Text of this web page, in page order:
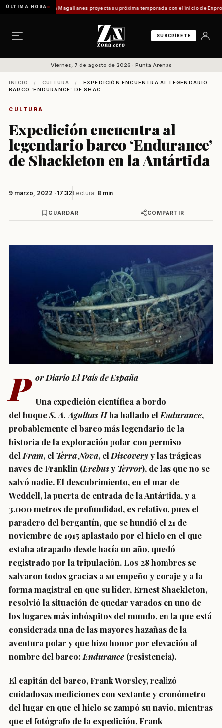
ÚLTIMA HORA
en Magallanes proyecta su próxima temporada con el inicio de Enprotur
SUSCRÍBETE
Viernes, 7 de agosto de 2026 · Punta Arenas
INICIO / CULTURA /
EXPEDICIÓN ENCUENTRA AL LEGENDARIO
BARCO ‘ENDURANCE’ DE SHAC...
CULTURA
Expedición encuentra al
legendario barco ‘Endurance’
de Shackleton en la Antártida
9 marzo, 2022 · 17:32 Lectura: 8 min
GUARDAR COMPARTIR
P or Diario El País de España
Una expedición científica a bordo
del buqueS. A. Agulhas IIha hallado el Endurance,
probablemente el barco más legendario de la
historia de la exploración polar con permiso
del Fram, el Terra Nova, el Discoveryy las trágicas
naves de Franklin (Erebusy Terror), de las que no se
salvó nadie. El descubrimiento, en el mar de
Weddell, la puerta de entrada de la Antártida, y a
3.000 metros de profundidad, es relativo, pues el
paradero del bergantín, que se hundió el 21 de
noviembre de 1915 aplastado por el hielo en el que
estaba atrapado desde hacía un año, quedó
registrado por la tripulación. Los 28 hombres se
salvaron todos gracias a su empeño y coraje y a la
forma magistral en que su líder, Ernest Shackleton,
resolvió la situación de quedar varados en uno de
los lugares más inhóspitos del mundo, en la que está
considerada una de las mayores hazañas de la
aventura polar y que hizo honor por elevación al
nombre del barco: Endurance (resistencia).
El capitán del barco, Frank Worsley, realizó
cuidadosas mediciones con sextante y cronómetro
del lugar en que el hielo se zampó su navío, mientras
que el fotógrafo de la expedición, Frank